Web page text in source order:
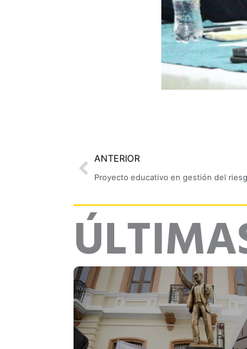
Prev
ANTERIOR
Proyecto educativo en gestión del